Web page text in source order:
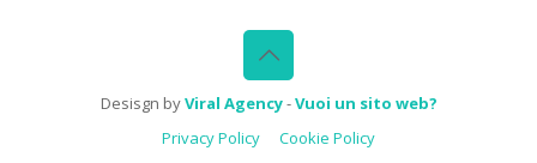
Desisgn byViral Agency-Vuoi un sito web?
Privacy Policy
Cookie Policy